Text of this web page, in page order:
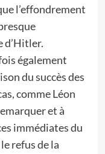
l’effondrement
d’Hitler.
également
du succès des
comme Léon
et à
immédiates du
refus de la